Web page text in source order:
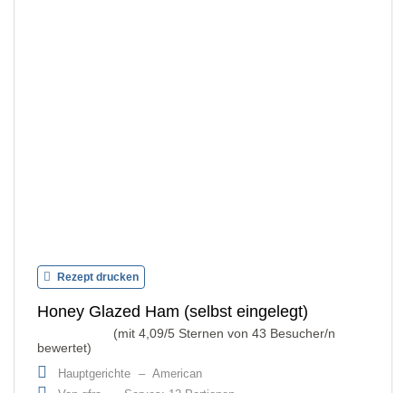
Rezept drucken
Honey Glazed Ham (selbst eingelegt)
(mit 4,09/5 Sternen von 43 Besucher/n
bewertet)
Hauptgerichte – American